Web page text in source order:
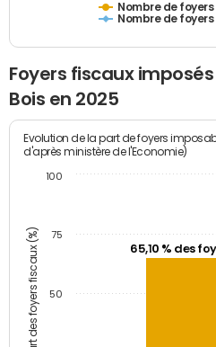
Nombre de
Nombre de
Foyers fiscaux
Bois en 2025
Part des foyers fiscaux (%)
Evolution de la part de foyers
d'après ministère de l'Economie)
65,10 % des
50
75
100